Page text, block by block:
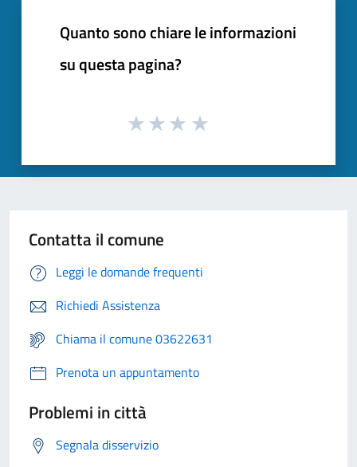
Quanto sono chiare le informazioni
su questa pagina?
Contatta il comune
Leggi le domande frequenti
Richiedi Assistenza
Chiama il comune 03622631
Prenota un appuntamento
Problemi in città
Segnala disservizio